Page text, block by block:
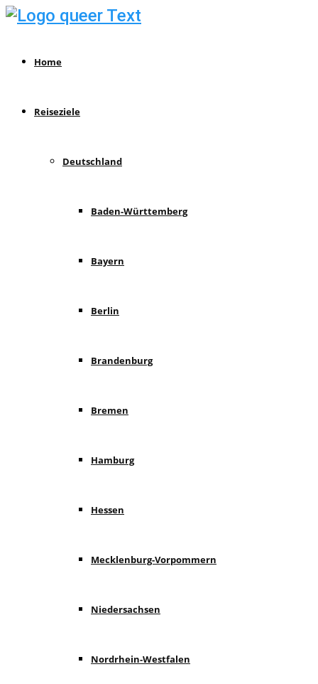
Home
Reiseziele
Deutschland
Baden-Württemberg
Bayern
Berlin
Brandenburg
Bremen
Hamburg
Hessen
Mecklenburg-Vorpommern
Niedersachsen
Nordrhein-Westfalen